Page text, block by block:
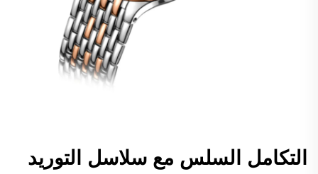
التكامل السلس مع سلاسل التوريد